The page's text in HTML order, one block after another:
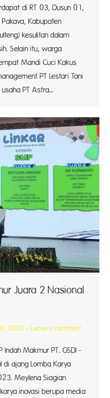
di RT 03, Dusun 01,
Kabupaten
kesulitan dalam
Selain itu, warga
Mandi Cuci Kakus
PT Lestari Tani
usaha PT Astra…
Juara 2 Nasional
2023 Leave a comment
Indah Makmur PT. GSDI -
di ajang Lomba Karya
Meylena Siagian
inovasi berupa media